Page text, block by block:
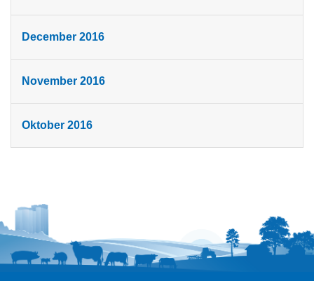
December 2016
November 2016
Oktober 2016